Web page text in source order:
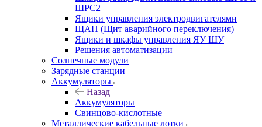
ШРС2
Ящики управления электродвигателями
ЩАП (Щит аварийного переключения)
Ящики и шкафы управления ЯУ ШУ
Решения автоматизации
Солнечные модули
Зарядные станции
Аккумуляторы
Назад
Аккумуляторы
Свинцово-кислотные
Металлические кабельные лотки